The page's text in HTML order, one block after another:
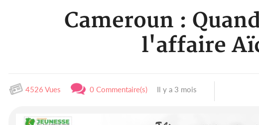
Cameroun :
l'affaire
4526 Vues 0 Commentaire(s) Il y a 3 mois